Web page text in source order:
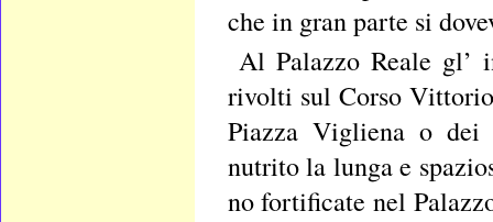
che in gran parte si
Al Palazzo Reale gl’
rivolti sul Corso
Piazza Vigliena o dei
nutrito la lunga e
no fortificate nel